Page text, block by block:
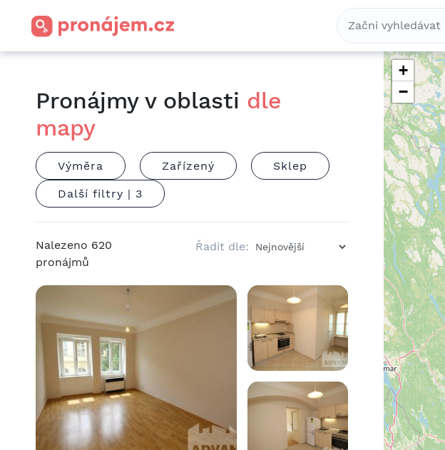
+
−
Pronájmy v oblasti dle
mapy
Výměra Zařízený Sklep
Další filtry | 3
Nalezeno 620
pronájmů
Řadit dle: